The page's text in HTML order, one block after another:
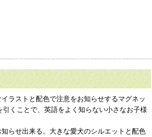
ラストと配色で注意をお知らせするマグネッ
くことで、英語をよく知らない小さなお子様
らせ出来る。大きな愛犬のシルエットと配色